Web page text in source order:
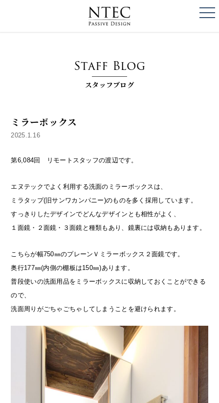
Staff Blog
スタッフブログ
ミラーボックス
2025.1.16
第6,084回 リモートスタッフの渡辺です。
エヌテックでよく利用する洗面のミラーボックスは、
ミラタップ(旧サンワカンパニー)のものを多く採用しています。
すっきりしたデザインでどんなデザインとも相性がよく、
１面鏡・２面鏡・３面鏡と種類もあり、鏡裏には収納もあります。
こちらが幅750㎜のプレーンＶミラーボックス２面鏡です。
奥行177㎜(内側の棚板は150㎜)あります。
普段使いの洗面用品をミラーボックスに収納しておくことができる
ので、
洗面周りがごちゃごちゃしてしまうことを避けられます。